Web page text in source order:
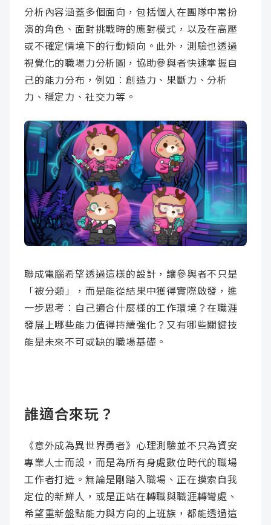
分析內容涵蓋多個面向，包括個人在團隊中常扮
演的角色、面對挑戰時的應對模式，以及在高壓
或不確定情境下的行動傾向。此外，測驗也透過
視覺化的職場力分析圖，協助參與者快速掌握自
己的能力分布，例如：創造力、果斷力、分析
力、穩定力、社交力等。
聯成電腦希望透過這樣的設計，讓參與者不只是
「被分類」，而是能從結果中獲得實際啟發，進
一步思考：自己適合什麼樣的工作環境？在職涯
發展上哪些能力值得持續強化？又有哪些關鍵技
能是未來不可或缺的職場基礎。
誰適合來玩？
《意外成為異世界勇者》心理測驗並不只為資安
專業人士而設，而是為所有身處數位時代的職場
工作者打造。無論是剛踏入職場、正在摸索自我
定位的新鮮人，或是正站在轉職與職涯轉彎處、
希望重新盤點能力與方向的上班族，都能透過這